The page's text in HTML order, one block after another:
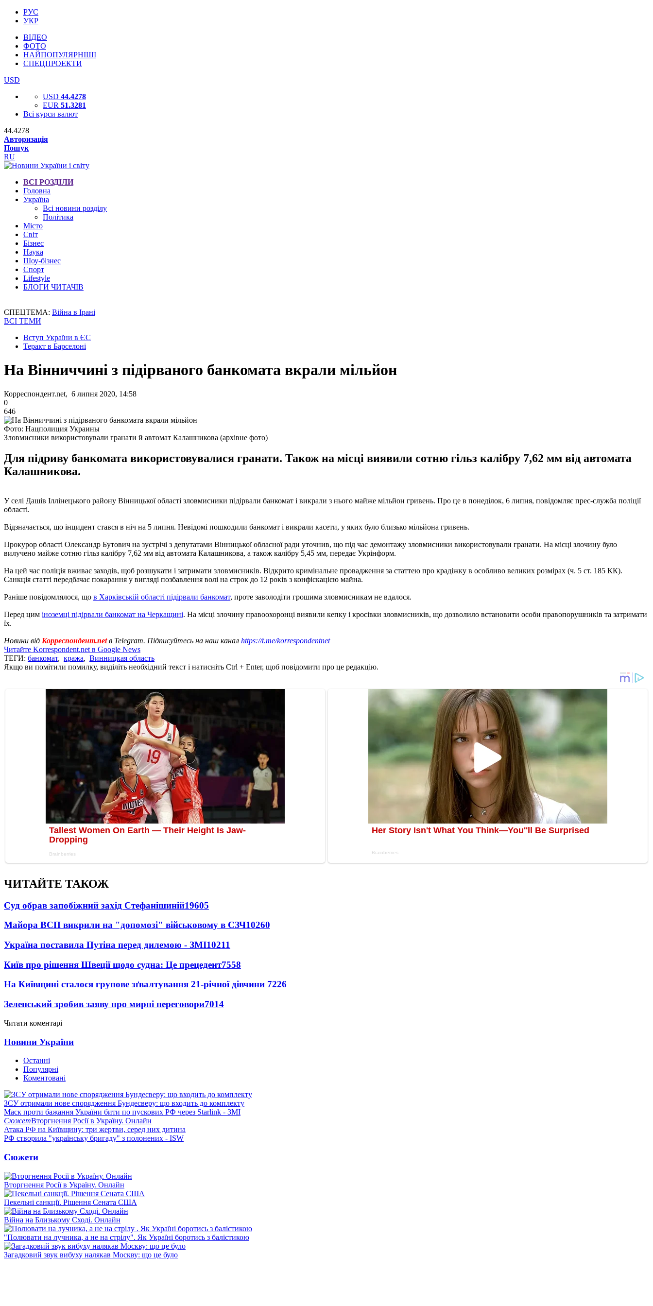
РУС
УКР
ВІДЕО
ФОТО
НАЙПОПУЛЯРНІШІ
СПЕЦПРОЕКТИ
USD
USD 44.4278
EUR 51.3281
Всі курси валют
44.4278
Авторизація
Пошук
RU
ВСІ РОЗДІЛИ
Головна
Україна
Всі новини розділу
Політика
Місто
Світ
Бізнес
Наука
Шоу-бізнес
Спорт
Lifestyle
БЛОГИ ЧИТАЧІВ
СПЕЦТЕМА: Війна в Ірані
ВСІ ТЕМИ
Вступ України в ЄС
Теракт в Барселоні
На Вінниччині з підірваного банкомата вкрали мільйон
Корреспондент.net, 6 липня 2020, 14:58
0
646
Фото: Нацполиция Украины
Зловмисники використовували гранати й автомат Калашникова (архівне фото)
Для підриву банкомата використовувалися гранати. Також на місці виявили сотню гільз калібру 7,62 мм від автомата
Калашникова.
У селі Дашів Іллінецького району Вінницької області зловмисники підірвали банкомат і викрали з нього майже мільйон гривень. Про це в понеділок, 6 липня, повідомляє прес-служба поліції
області.
Відзначається, що інцидент стався в ніч на 5 липня. Невідомі пошкодили банкомат і викрали касети, у яких було близько мільйона гривень.
Прокурор області Олександр Бутович на зустрічі з депутатами Вінницької обласної ради уточнив, що під час демонтажу зловмисники використовували гранати. На місці злочину було
вилучено майже сотню гільз калібру 7,62 мм від автомата Калашникова, а також калібру 5,45 мм, передає Укрінформ.
На цей час поліція вживає заходів, щоб розшукати і затримати зловмисників. Відкрито кримінальне провадження за статтею про крадіжку в особливо великих розмірах (ч. 5 ст. 185 КК).
Санкція статті передбачає покарання у вигляді позбавлення волі на строк до 12 років з конфіскацією майна.
Раніше повідомлялося, що в Харківській області підірвали банкомат, проте заволодіти грошима зловмисникам не вдалося.
Перед цим іноземці підірвали банкомат на Черкащині. На місці злочину правоохоронці виявили кепку і кросівки зловмисників, що дозволило встановити особи правопорушників та затримати
їх.
Новини від Корреспондент.netв Telegram. Підписуйтесь на наш канал https://t.me/korrespondentnet
Читайте Korrespondent.net в Google News
ТЕГИ: банкомат, кража, Винницкая область
Якщо ви помітили помилку, виділіть необхідний текст і натисніть Ctrl + Enter, щоб повідомити про це редакцію.
ЧИТАЙТЕ ТАКОЖ
Суд обрав запобіжний захід Стефанішиній19605
Майора ВСП викрили на "допомозі" військовому в СЗЧ10260
Україна поставила Путіна перед дилемою - ЗМІ10211
Київ про рішення Швеції щодо судна: Це прецедент7558
На Київщині сталося групове зґвалтування 21-річної дівчини 7226
Зеленський зробив заяву про мирні переговори7014
Читати коментарі
Новини України
Останні
Популярні
Коментовані
ЗСУ отримали нове спорядження Бундесверу: що входить до комплекту
Маск проти бажання України бити по пускових РФ через Starlink - ЗМІ
СюжетВторгнення Росії в Україну. Онлайн
Атака РФ на Київщину: три жертви, серед них дитина
РФ створила "українську бригаду" з полонених - ISW
Сюжети
Вторгнення Росії в Україну. Онлайн
Пекельні санкції. Рішення Сената США
Війна на Близькому Сході. Онлайн
"Полювати на лучника, а не на стрілу". Як Україні боротись з балістикою
Загадковий звук вибуху налякав Москву: що це було